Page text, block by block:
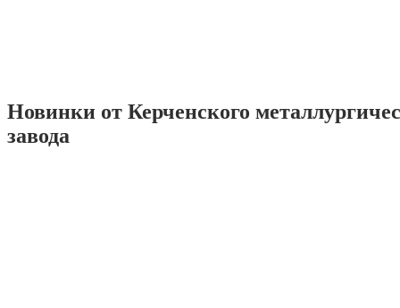
Новинки от Керченского
завода